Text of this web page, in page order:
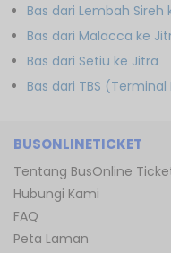
Bas dari Lembah Sireh
Bas dari Malacca ke
Bas dari Setiu ke Jitra
Bas dari TBS
BUSONLINETICKET
Tentang BusOnline
Hubungi Kami
FAQ
Peta Laman